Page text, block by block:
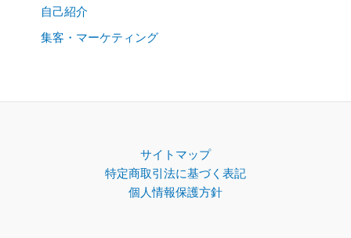
自己紹介
集客・マーケティング
サイトマップ
特定商取引法に基づく表記
個人情報保護方針